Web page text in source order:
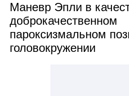
Маневр Эпли в
доброкачественном
пароксизмальном
головокружении